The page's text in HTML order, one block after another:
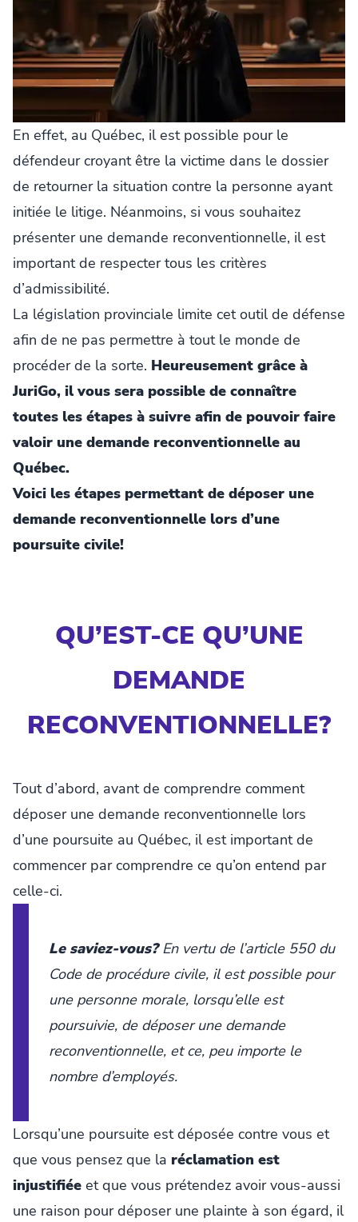
En effet, au Québec, il est possible pour le
défendeur croyant être la victime dans le dossier
de retourner la situation contre la personne ayant
initiée le litige. Néanmoins, si vous souhaitez
présenter une demande reconventionnelle, il est
important de respecter tous les critères
d’admissibilité.
La législation provinciale limite cet outil de défense
afin de ne pas permettre à tout le monde de
procéder de la sorte. Heureusement grâce à
JuriGo, il vous sera possible de connaître
toutes les étapes à suivre afin de pouvoir faire
valoir une demande reconventionnelle au
Québec.
Voici les étapes permettant de déposer une
demande reconventionnelle lors d’une
poursuite civile!
QU’EST-CE QU’UNE
DEMANDE
RECONVENTIONNELLE?
Tout d’abord, avant de comprendre comment
déposer une demande reconventionnelle lors
d’une poursuite au Québec, il est important de
commencer par comprendre ce qu’on entend par
celle-ci.
Le saviez-vous?En vertu de l’article 550 du
Code de procédure civile, il est possible pour
une personne morale, lorsqu’elle est
poursuivie, de déposer une demande
reconventionnelle, et ce, peu importe le
nombre d’employés.
Lorsqu’une poursuite est déposée contre vous et
que vous pensez que la réclamation est
injustifiée et que vous prétendez avoir vous-aussi
une raison pour déposer une plainte à son égard, il